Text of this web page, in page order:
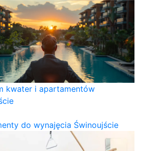
kwater i apartamentów
do wynajęcia Świnoujście